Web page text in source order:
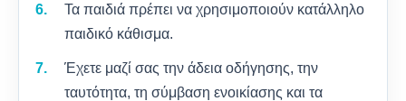
Τα παιδιά πρέπει να χρησιμοποιούν κατάλληλο
παιδικό κάθισμα.
Έχετε μαζί σας την άδεια οδήγησης, την
ταυτότητα, τη σύμβαση ενοικίασης και τα